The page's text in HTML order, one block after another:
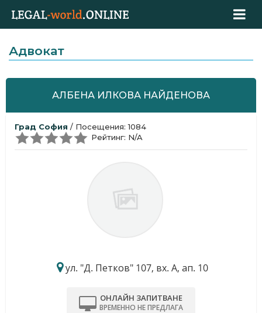
Адвокат
АЛБЕНА ИЛКОВА НАЙДЕНОВА
Град София / Посещения: 1084
Рейтинг: N/A
ул. "Д. Петков" 107, вх. А, ап. 10
ОНЛАЙН ЗАПИТВАНЕ
ВРЕМЕННО НЕ ПРЕДЛАГА